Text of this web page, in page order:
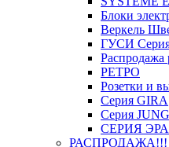
Блоки
Веркель
ГУСИ
Распродажа
РЕТРО
Розетки и
Серия GIRA
Серия JUNG
СЕРИЯ ЭРА
РАСПРОДАЖА!!!